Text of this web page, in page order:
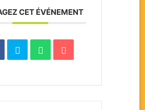
CET ÉVÉNEMENT